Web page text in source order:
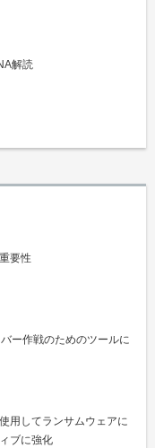
解読
要性
ー作戦のためのツールに
用してランサムウェアに
ブに強化